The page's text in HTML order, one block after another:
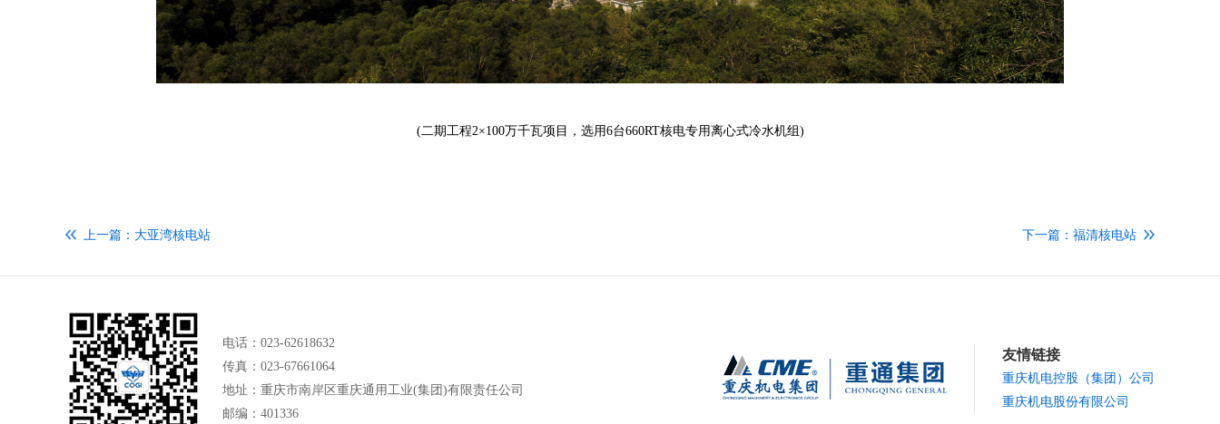
(二期工程2×100万千瓦项目，选用6台660RT核电专用离心式冷水机组)
上一篇：大亚湾核电站 下一篇：福清核电站
电话：023-62618632
传真：023-67661064
地址：重庆市南岸区重庆通用工业(集团)有限责任公司
邮编：401336
友情链接
重庆机电控股（集团）公司
重庆机电股份有限公司